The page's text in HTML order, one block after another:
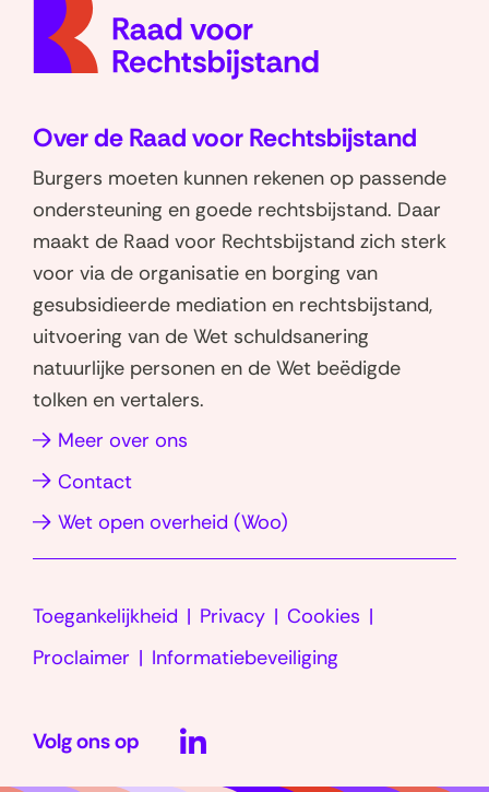
n
p
h
t
s
a
p
p
p
i
n
k
e
d
I
n
Over de Raad voor Rechtsbijstand
Burgers moeten kunnen rekenen op passende
ondersteuning en goede rechtsbijstand. Daar
maakt de Raad voor Rechtsbijstand zich sterk
voor via de organisatie en borging van
gesubsidieerde mediation en rechtsbijstand,
uitvoering van de Wet schuldsanering
natuurlijke personen en de Wet beëdigde
tolken en vertalers.
Meer over ons
venster)
Contact
Wet open overheid (Woo)
in
venster)
Toegankelijkheid Privacy
Cookies
Proclaimer
Informatiebeveiliging
Volg ons op
in